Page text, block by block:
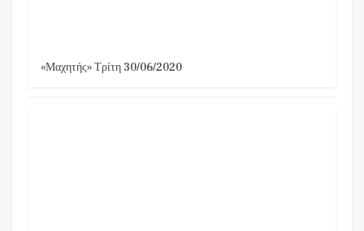
«Μαχητής» Τρίτη 30/06/2020